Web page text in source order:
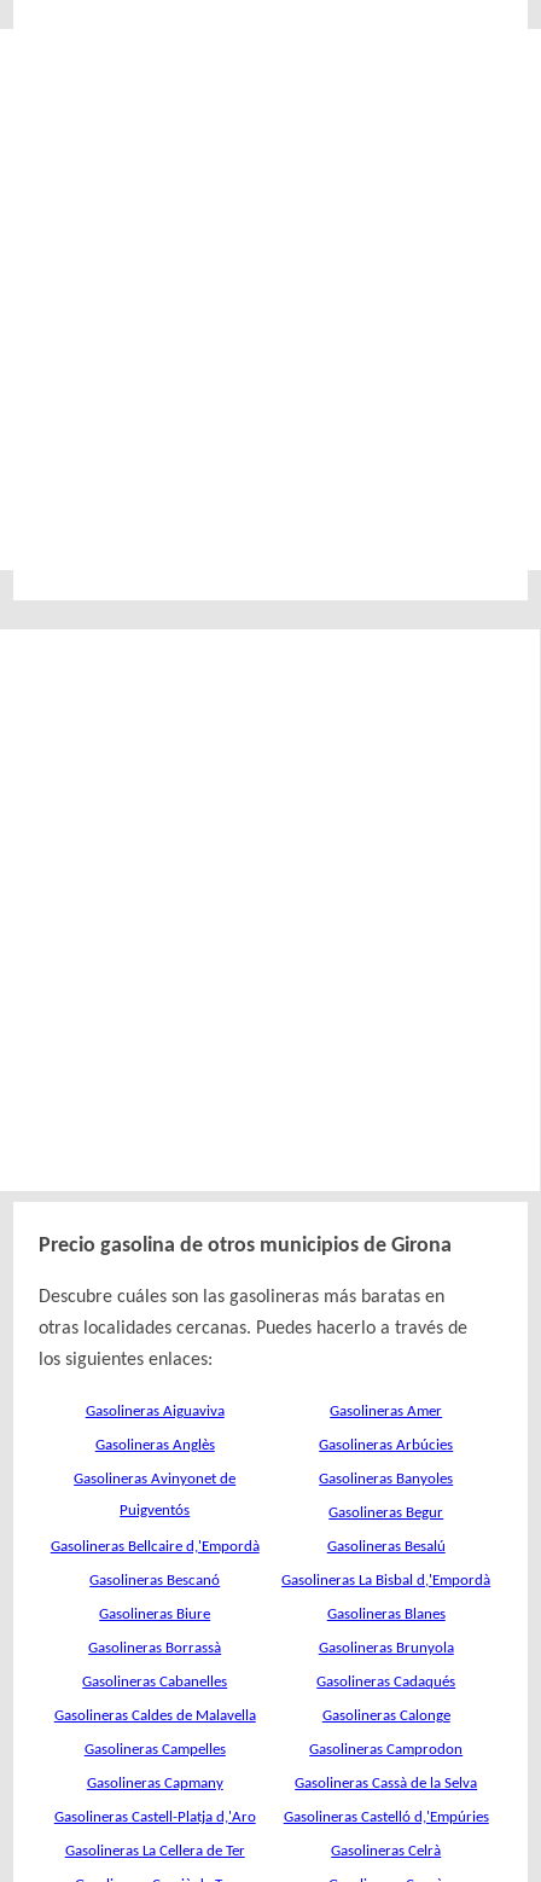
Precio gasolina de otros municipios de Girona
Descubre cuáles son las gasolineras más baratas en
otras localidades cercanas. Puedes hacerlo a través de
los siguientes enlaces:
Gasolineras Aiguaviva Gasolineras Amer
Gasolineras Anglès Gasolineras Arbúcies
Gasolineras Avinyonet de
Puigventós
Gasolineras Banyoles
Gasolineras Begur
Gasolineras Bellcaire d,'Empordà Gasolineras Besalú
Gasolineras Bescanó Gasolineras La Bisbal d,'Empordà
Gasolineras Biure Gasolineras Blanes
Gasolineras Borrassà Gasolineras Brunyola
Gasolineras Cabanelles Gasolineras Cadaqués
Gasolineras Caldes de Malavella Gasolineras Calonge
Gasolineras Campelles Gasolineras Camprodon
Gasolineras Capmany Gasolineras Cassà de la Selva
Gasolineras Castell-Platja d,'Aro Gasolineras Castelló d,'Empúries
Gasolineras La Cellera de Ter Gasolineras Celrà